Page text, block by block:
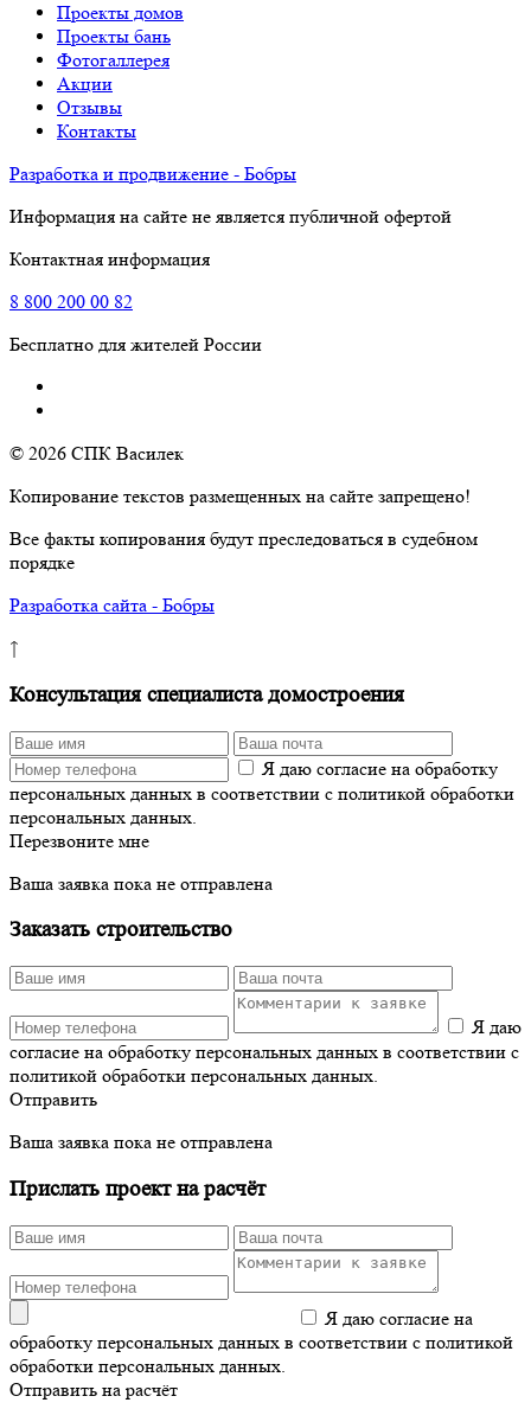
Проекты домов
Проекты бань
Фотогаллерея
Акции
Отзывы
Контакты
Разработка и продвижение - Бобры
Информация на сайте не является публичной офертой
Контактная информация
8 800 200 00 82
Бесплатно для жителей России
© 2026 СПК Василек
Копирование текстов размещенных на сайте запрещено!
Все факты копирования будут преследоваться в судебном
порядке
Разработка сайта - Бобры
↑
Консультация специалиста домостроения
Я даю согласие на обработку
персональных данных в соответствии с политикой обработки
персональных данных.
Перезвоните мне
Ваша заявка пока не отправлена
Заказать строительство
Я даю
согласие на обработку персональных данных в соответствии с
политикой обработки персональных данных.
Отправить
Ваша заявка пока не отправлена
Прислать проект на расчёт
Я даю согласие на
обработку персональных данных в соответствии с политикой
обработки персональных данных.
Отправить на расчёт